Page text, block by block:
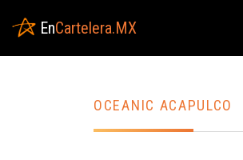
EnCartelera.MX
OCEANIC ACAPULCO